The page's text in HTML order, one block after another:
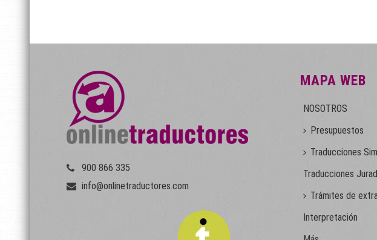
900 866 335
info@onlinetraductores.com
MAPA WEB
NOSOTROS
Presupuestos
Traducciones
Traducciones
Trámites de
Interpretación